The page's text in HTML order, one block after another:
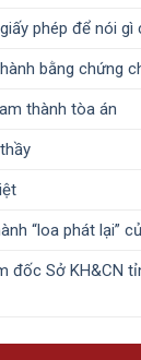
phép để nói
bằng chứng
thành tòa án
“loa phát lại”
đốc Sở KH&CN